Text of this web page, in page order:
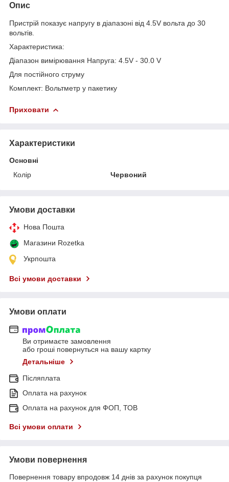
Опис
Пристрій показує напругу в діапазоні від 4.5V вольта до 30
вольтів.
Характеристика:
Діапазон вимірювання Напруга: 4.5V - 30.0 V
Для постійного струму
Комплект: Вольтметр у пакетику
Приховати
Характеристики
Основні
Колір
Червоний
Умови доставки
Нова Пошта
Магазини Rozetka
Укрпошта
Всі умови доставки
Умови оплати
Ви отримаєте замовлення
або гроші повернуться на вашу картку
Детальніше
Післяплата
Оплата на рахунок
Оплата на рахунок для ФОП, ТОВ
Всі умови оплати
Умови повернення
Повернення товару впродовж 14 днів за рахунок покупця